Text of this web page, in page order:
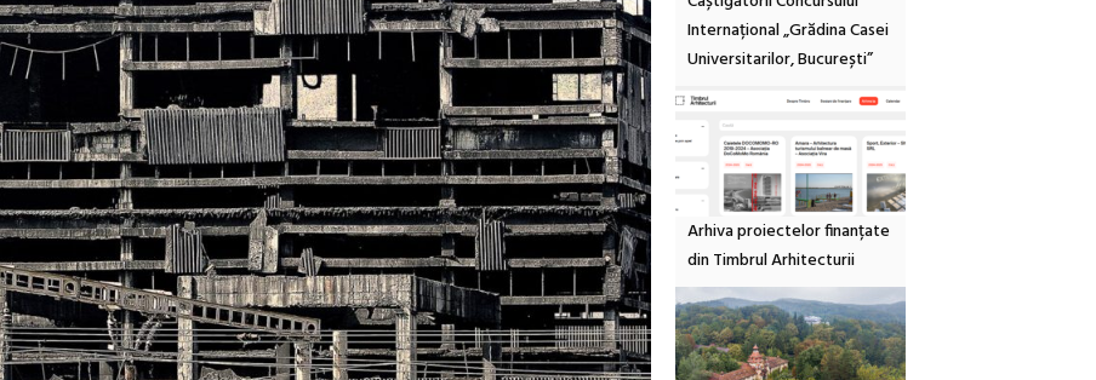
Internațional „Grădina Casei
Universitarilor, București”
Arhiva proiectelor finanțate
din Timbrul Arhitecturii